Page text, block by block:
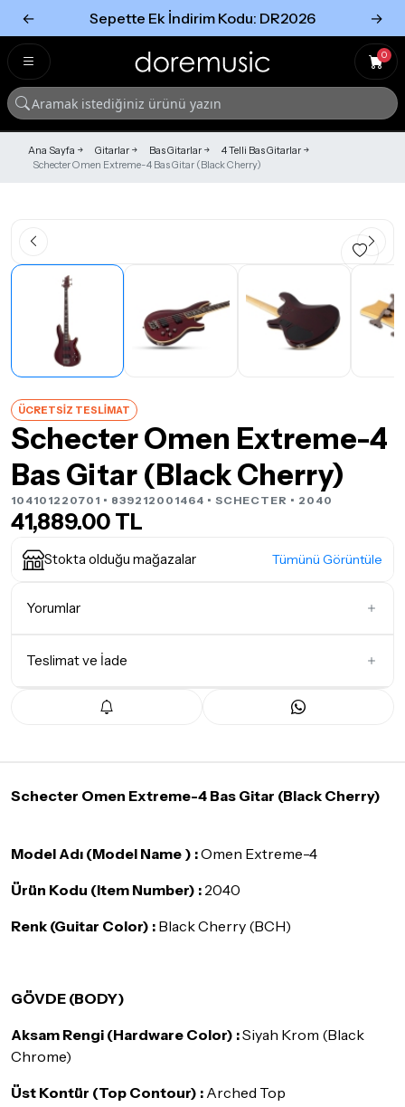
← Sepette Ek İndirim Kodu: DR2026 →
0
Ana Sayfa Gitarlar Bas Gitarlar
4 Telli Bas Gitarlar
Schecter Omen Extreme-4 Bas Gitar (Black Cherry)
ÜCRETSİZ TESLİMAT
Schecter Omen Extreme-4
Bas Gitar (Black Cherry)
104101220701 • 839212001464 • SCHECTER • 2040
41,889.00 TL
Stokta olduğu mağazalar Tümünü Görüntüle
Yorumlar
Teslimat ve İade
Teslimat Koşulları
tatil günlerinde teslimat yapılamamaktadır.
Sitemiz üzerinden satın almış olduğunuz ürünleri, teslimat
İadesi ve değişimi mümkün olmayan ürünler için
İade ve değişimi talep edilecek ürünün ticari vasfını yitirmemiş
olması, ambalajının korunmuş, aksesuar ve tüm ürün içeriğinin
göndermeden önce mutlakaDestekekibimiz ile iletişime
Schecter Omen Extreme-4 Bas Gitar (Black Cherry)
Model Adı (Model Name ) :Omen Extreme-4
Ürün Kodu (Item Number) : 2040
Renk (Guitar Color) : Black Cherry (BCH)
GÖVDE (BODY)
Aksam Rengi (Hardware Color) :Siyah Krom (Black
Chrome)
Üst Kontür (Top Contour) : Arched Top
Tümünü Gör
Tümünü gör